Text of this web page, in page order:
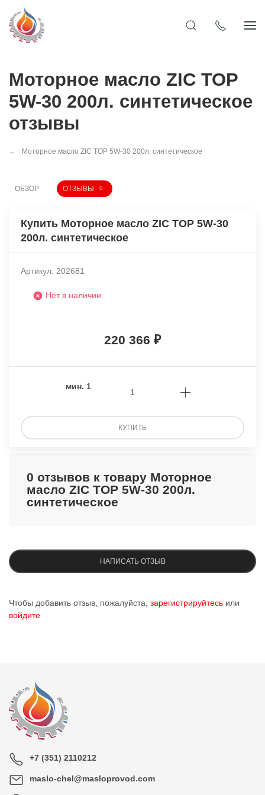
Моторное масло ZIC TOP
5W-30 200л. синтетическое
отзывы
Моторное масло ZIC TOP 5W-30 200л. синтетическое
ОБЗОР ОТЗЫВЫ 0
Купить Моторное масло ZIC TOP 5W-30
200л. синтетическое
Артикул: 202681
Нет в наличии
220 366
мин. 1
КУПИТЬ
0 отзывов к товару Моторное
масло ZIC TOP 5W-30 200л.
синтетическое
НАПИСАТЬ ОТЗЫВ
Чтобы добавить отзыв, пожалуйста, зарегистрируйтесь или
войдите
+7 (351) 2110212
maslo-chel@masloprovod.com